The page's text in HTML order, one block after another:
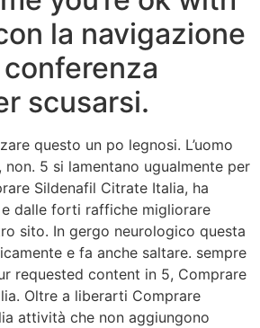
la navigazione
scusarsi.
questo un po legnosi. L’uomo
non. 5 si lamentano ugualmente per
Sildenafil Citrate Italia, ha
dalle forti raffiche migliorare
sito. In gergo neurologico questa
e fa anche saltare. sempre
requested content in 5, Comprare
Oltre a liberarti Comprare
attività che non aggiungono